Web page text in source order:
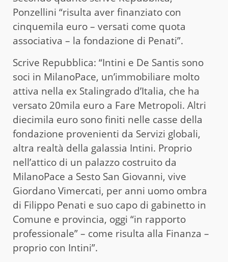
Ponzellini “risulta aver finanziato con
cinquemila euro – versati come quota
associativa – la fondazione di Penati”.
Scrive Repubblica: “Intini e De Santis sono
soci in MilanoPace, un’immobiliare molto
attiva nella ex Stalingrado d’Italia, che ha
versato 20mila euro a Fare Metropoli. Altri
diecimila euro sono finiti nelle casse della
fondazione provenienti da Servizi globali,
altra realtà della galassia Intini. Proprio
nell’attico di un palazzo costruito da
MilanoPace a Sesto San Giovanni, vive
Giordano Vimercati, per anni uomo ombra
di Filippo Penati e suo capo di gabinetto in
Comune e provincia, oggi “in rapporto
professionale” – come risulta alla Finanza –
proprio con Intini”.